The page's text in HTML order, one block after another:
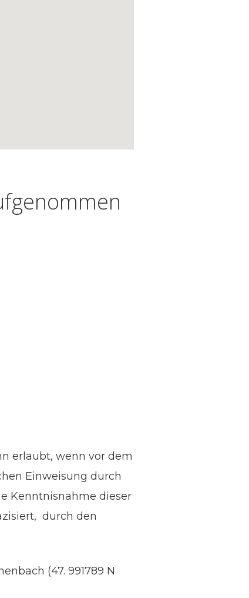
erlaubt, wenn vor dem
Einweisung durch
Kenntnisnahme dieser
durch den
(47. 991789 N